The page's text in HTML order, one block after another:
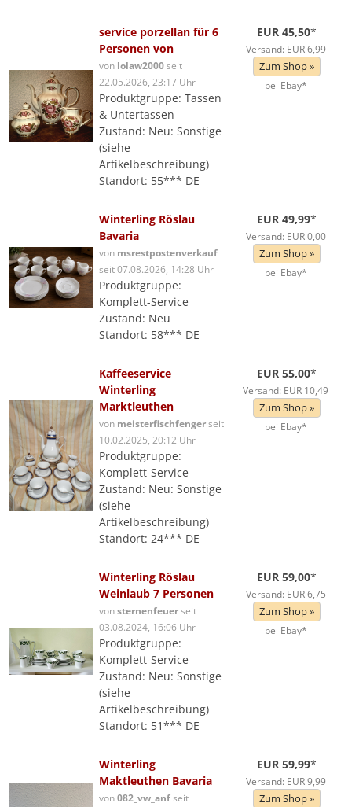
service porzellan für 6
Personen von
von lolaw2000seit
22.05.2026, 23:17 Uhr
Produktgruppe: Tassen
& Untertassen
Zustand: Neu: Sonstige
(siehe
Artikelbeschreibung)
Standort: 55*** DE
EUR 45,50*
Versand: EUR 6,99
Zum Shop »
bei Ebay*
Winterling Röslau
Bavaria
von msrestpostenverkauf
seit 07.08.2026, 14:28 Uhr
Produktgruppe:
Komplett-Service
Zustand: Neu
Standort: 58*** DE
EUR 49,99*
Versand: EUR 0,00
Zum Shop »
bei Ebay*
Kaffeeservice
Winterling
Marktleuthen
von meisterfischfengerseit
10.02.2025, 20:12 Uhr
Produktgruppe:
Komplett-Service
Zustand: Neu: Sonstige
(siehe
Artikelbeschreibung)
Standort: 24*** DE
EUR 55,00*
Versand: EUR 10,49
Zum Shop »
bei Ebay*
Winterling Röslau
Weinlaub 7 Personen
vonsternenfeuerseit
03.08.2024, 16:06 Uhr
Produktgruppe:
Komplett-Service
Zustand: Neu: Sonstige
(siehe
Artikelbeschreibung)
Standort: 51*** DE
EUR 59,00*
Versand: EUR 6,75
Zum Shop »
bei Ebay*
Winterling
Maktleuthen Bavaria
von082_vw_anfseit
EUR 59,99*
Versand: EUR 9,99
Zum Shop »